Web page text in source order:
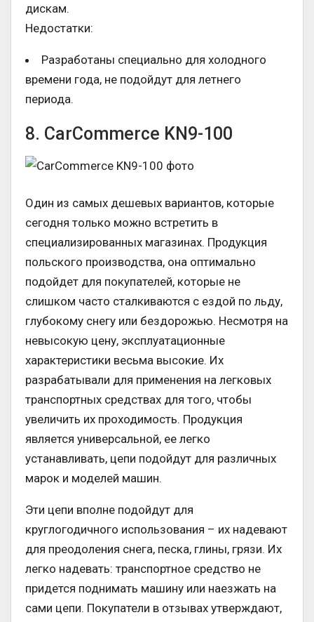
дискам.
Недостатки:
Разработаны специально для холодного
времени года, не подойдут для летнего
периода.
8. CarCommerce KN9-100
Один из самых дешевых вариантов, которые
сегодня только можно встретить в
специализированных магазинах. Продукция
польского производства, она оптимально
подойдет для покупателей, которые не
слишком часто сталкиваются с ездой по льду,
глубокому снегу или бездорожью. Несмотря на
невысокую цену, эксплуатационные
характеристики весьма высокие. Их
разрабатывали для применения на легковых
транспортных средствах для того, чтобы
увеличить их проходимость. Продукция
является универсальной, ее легко
устанавливать, цепи подойдут для различных
марок и моделей машин.
Эти цепи вполне подойдут для
круглогодичного использования – их надевают
для преодоления снега, песка, глины, грязи. Их
легко надевать: транспортное средство не
придется поднимать машину или наезжать на
сами цепи. Покупатели в отзывах утверждают,